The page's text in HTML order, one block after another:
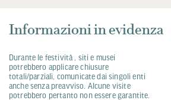
Informazioni in evidenza
Durante le festività , siti e musei
potrebbero applicare chiusure
totali/parziali, comunicate dai singoli enti
anche senza preavviso. Alcune visite
potrebbero pertanto non essere garantite.